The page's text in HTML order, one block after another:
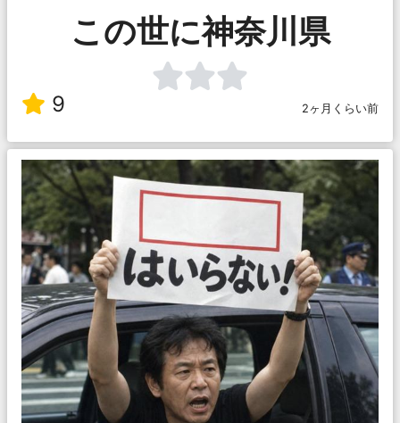
この世に神奈川県
9 2ヶ月くらい前